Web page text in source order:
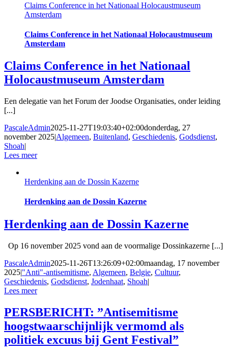
Claims Conference in het Nationaal Holocaustmuseum
Amsterdam
Claims Conference in het Nationaal Holocaustmuseum
Amsterdam
Claims Conference in het Nationaal
Holocaustmuseum Amsterdam
Een delegatie van het Forum der Joodse Organisaties, onder leiding
[...]
PascaleAdmin2025-11-27T19:03:40+02:00donderdag, 27
november 2025|Algemeen, Buitenland, Geschiedenis, Godsdienst,
Shoah|
Lees meer
Herdenking aan de Dossin Kazerne
Herdenking aan de Dossin Kazerne
Herdenking aan de Dossin Kazerne
Op 16 november 2025 vond aan de voormalige Dossinkazerne [...]
PascaleAdmin2025-11-26T13:26:09+02:00maandag, 17 november
2025|"Anti"-antisemitisme, Algemeen, Belgie, Cultuur,
Geschiedenis, Godsdienst, Jodenhaat, Shoah|
Lees meer
PERSBERICHT: ”Antisemitisme
hoogstwaarschijnlijk vermomd als
politiek excuus bij Gent Festival”